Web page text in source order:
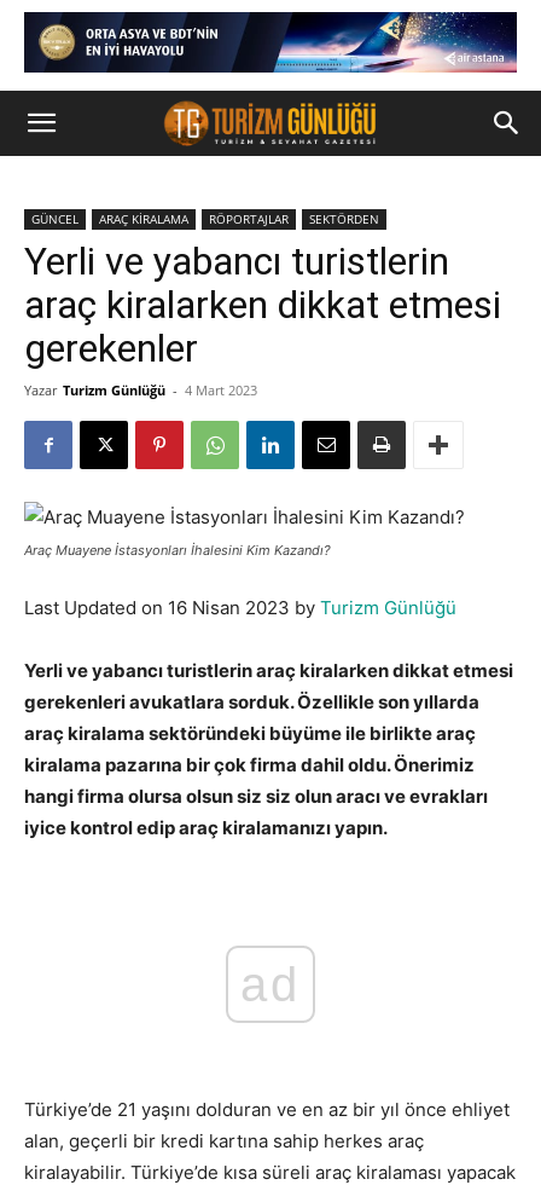
GÜNCEL ARAÇ KİRALAMA RÖPORTAJLAR SEKTÖRDEN
Yerli ve yabancı turistlerin
araç kiralarken dikkat etmesi
gerekenler
Yazar Turizm Günlüğü - 4 Mart 2023
Araç Muayene İstasyonları İhalesini Kim Kazandı?
Last Updated on 16 Nisan 2023 by Turizm Günlüğü
Yerli ve yabancı turistlerin araç kiralarken dikkat etmesi
gerekenleri avukatlara sorduk. Özellikle son yıllarda
araç kiralama sektöründeki büyüme ile birlikte araç
kiralama pazarına bir çok firma dahil oldu. Önerimiz
hangi firma olursa olsun siz siz olun aracı ve evrakları
iyice kontrol edip araç kiralamanızı yapın.
ad
Türkiye’de 21 yaşını dolduran ve en az bir yıl önce ehliyet
alan, geçerli bir kredi kartına sahip herkes araç
kiralayabilir. Türkiye’de kısa süreli araç kiralaması yapacak